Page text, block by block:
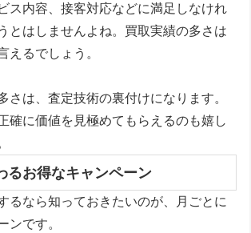
ス内容、接客対応などに満足しなけれ
とはしませんよね。買取実績の多さは
えるでしょう。
さは、査定技術の裏付けになります。
確に価値を見極めてもらえるのも嬉し
るお得なキャンペーン
るなら知っておきたいのが、月ごとに
ンです。